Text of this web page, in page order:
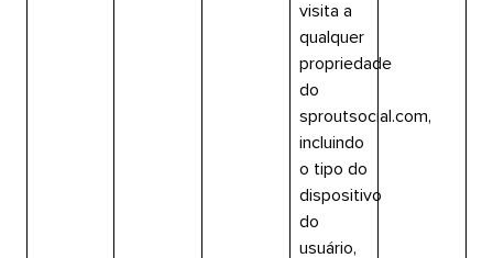
visita a
qualquer
propriedade
do
sproutsocial.com,
incluindo
o tipo do
dispositivo
do
usuário,